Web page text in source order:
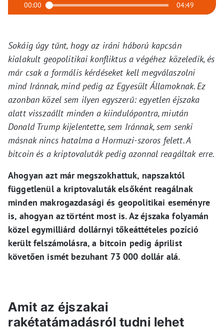
00:00 04:49
Sokáig úgy tűnt, hogy az iráni háború kapcsán
kialakult geopolitikai konfliktus a végéhez közeledik, és
már csak a formális kérdéseket kell megválaszolni
mind Iránnak, mind pedig az Egyesült Államoknak. Ez
azonban közel sem ilyen egyszerű: egyetlen éjszaka
alatt visszaállt minden a kiindulópontra, miután
Donald Trump kijelentette, sem Iránnak, sem senki
másnak nincs hatalma a Hormuzi-szoros felett. A
bitcoin és a kriptovaluták pedig azonnal reagáltak erre.
Ahogyan azt már megszokhattuk, napszaktól
függetlenül a kriptovaluták elsőként reagálnak
minden makrogazdasági és geopolitikai eseményre
is, ahogyan az történt most is. Az éjszaka folyamán
közel egymilliárd dollárnyi tőkeáttételes pozíció
került felszámolásra, a bitcoin pedig áprilist
követően ismét bezuhant 73 000 dollár alá.
Amit az éjszakai
rakétatámadásról tudni lehet